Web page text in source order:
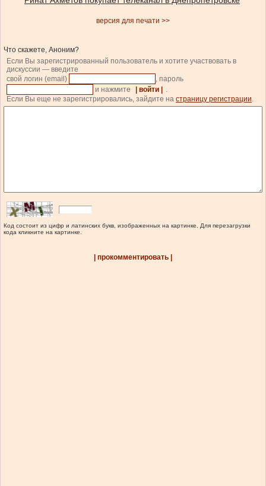
версия для печати >>
Что скажете, Аноним?
Если Вы зарегистрированный пользователь и хотите участвовать в
дискуссии — введите
свой логин (email)
, пароль
и нажмите
| войти |
.
Если Вы еще не зарегистрировались, зайдите на страницу регистрации.
Код состоит из цифр и латинских букв, изображенных на картинке. Для перезагрузки
кода кликните на картинке.
| прокомментировать |